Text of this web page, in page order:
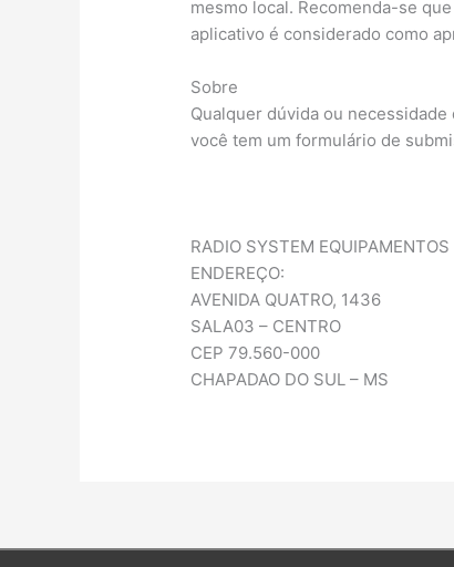
mesmo local. Recomenda-se
aplicativo é considerado como
Sobre
Qualquer dúvida ou
você tem um formulário de
RADIO SYSTEM
ENDEREÇO:
AVENIDA QUATRO, 1436
SALA03 – CENTRO
CEP 79.560-000
CHAPADAO DO SUL – MS